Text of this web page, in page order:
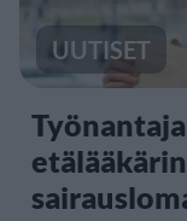
UUTISET
etälääkärin